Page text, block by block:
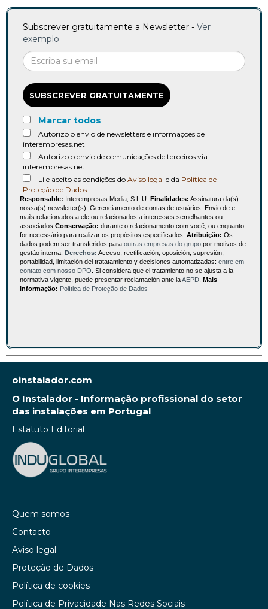
Subscrever gratuitamente a Newsletter - Ver
exemplo
SUBSCREVER GRATUITAMENTE
Marcar todos
Autorizo o envio de newsletters e informações de
interempresas.net
Autorizo o envio de comunicações de terceiros via
interempresas.net
Li e aceito as condições do Aviso legal e da Política de
Proteção de Dados
Responsable: Interempresas Media, S.L.U. Finalidades: Assinatura da(s)
nossa(s) newsletter(s). Gerenciamento de contas de usuários. Envio de e-
mails relacionados a ele ou relacionados a interesses semelhantes ou
associados. Conservação: durante o relacionamento com você, ou enquanto
for necessário para realizar os propósitos especificados. Atribuição: Os
dados podem ser transferidos para outras empresas do grupo por motivos de
gestão interna. Derechos: Acceso, rectificación, oposición, supresión,
portabilidad, limitación del tratatamiento y decisiones automatizadas: entre em
contato com nosso DPO . Si considera que el tratamiento no se ajusta a la
normativa vigente, puede presentar reclamación ante laAEPD Mais
informação: Política de Proteção de Dados
oinstalador.com
O Instalador - Informação profissional do setor
das instalações em Portugal
Estatuto Editorial
Quem somos
Contacto
Aviso legal
Proteção de Dados
Política de cookies
Política de Privacidade Nas Redes Sociais